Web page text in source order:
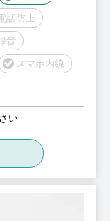
話防止
音
スマホ内線
い